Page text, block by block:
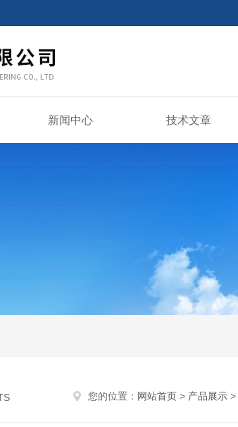
新闻中心 技术文章
您的位置： 网站首页 > 产品展示 >